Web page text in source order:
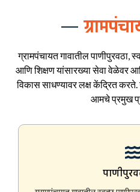
ग्रामपंचायत गावातील पाणीपुरवठा,
आणि शिक्षण यांसारख्या सेवा वेळेवर
विकास साधण्यावर लक्ष केंद्रित
आमचे प्रमुख